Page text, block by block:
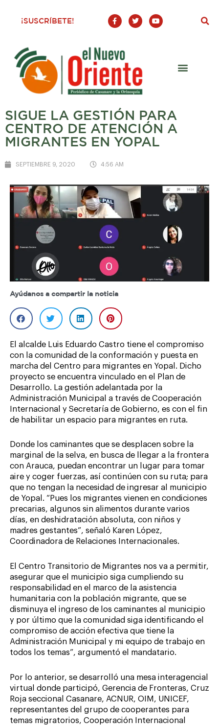
¡SUSCRÍBETE!
F
a
c
o
o
-
T
w
i
Y
o
u
SIGUE LA GESTIÓN PARA
CENTRO DE ATENCIÓN A
MIGRANTES EN YOPAL
SEPTIEMBRE 9, 2020 4:56 AM
Ayúdanos a compartir la noticia
El alcalde Luis Eduardo Castro tiene el compromiso
con la comunidad de la conformación y puesta en
marcha del Centro para migrantes en Yopal. Dicho
proyecto se encuentra vinculado en el Plan de
Desarrollo. La gestión adelantada por la
Administración Municipal a través de Cooperación
Internacional y Secretaría de Gobierno, es con el fin
de habilitar un espacio para migrantes en ruta.
Donde los caminantes que se desplacen sobre la
marginal de la selva, en busca de llegar a la frontera
con Arauca, puedan encontrar un lugar para tomar
aire y coger fuerzas, así continúen con su ruta; para
que no tengan la necesidad de ingresar al municipio
de Yopal. “Pues los migrantes vienen en condiciones
precarias, algunos sin alimentos durante varios
días, en deshidratación absoluta, con niños y
madres gestantes”, señaló Karen López,
Coordinadora de Relaciones Internacionales.
El Centro Transitorio de Migrantes nos va a permitir,
asegurar que el municipio siga cumpliendo su
responsabilidad en el marco de la asistencia
humanitaria con la población migrante, que se
disminuya el ingreso de los caminantes al municipio
y por último que la comunidad siga identificando el
compromiso de acción efectiva que tiene la
Administración Municipal y mi equipo de trabajo en
todos los temas”, argumentó el mandatario.
Por lo anterior, se desarrolló una mesa interagencial
virtual donde participó, Gerencia de Fronteras, Cruz
Roja seccional Casanare, ACNUR, OIM, UNICEF,
representantes del grupo de cooperantes para
temas migratorios, Cooperación Internacional